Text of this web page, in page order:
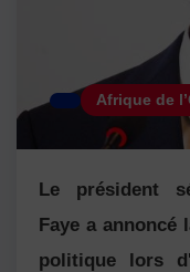
Afrique de
Le président
Faye a
politique lors